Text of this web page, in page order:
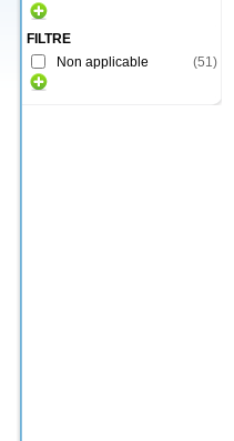
FILTRE
Non applicable
(51)